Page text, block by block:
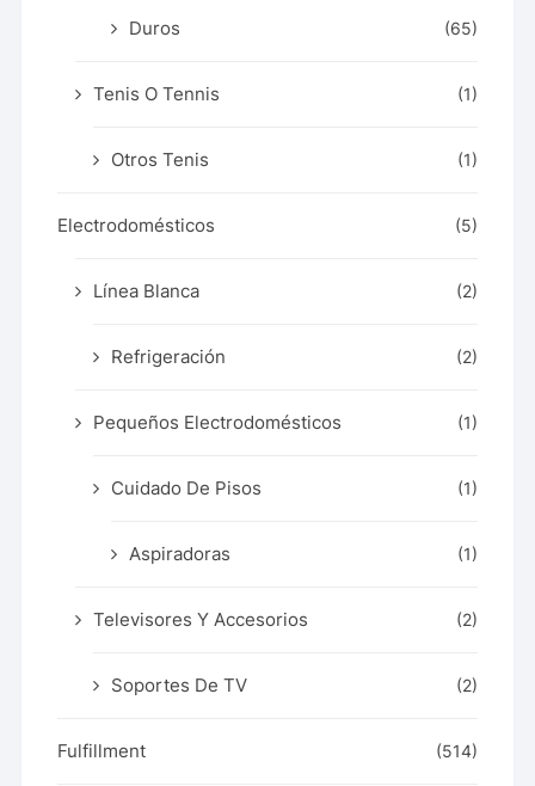
Duros (65)
Tenis O Tennis (1)
Otros Tenis (1)
Electrodomésticos (5)
Línea Blanca (2)
Refrigeración (2)
Pequeños Electrodomésticos (1)
Cuidado De Pisos (1)
Aspiradoras (1)
Televisores Y Accesorios (2)
Soportes De TV (2)
Fulfillment (514)